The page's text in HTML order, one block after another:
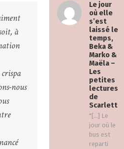
Le jour
où elle
s’est
laissé le
temps,
Beka &
Marko &
Maëla –
Les
petites
lectures
de
Scarlett
"[…] Le
jour où le
bus est
reparti
à
nous